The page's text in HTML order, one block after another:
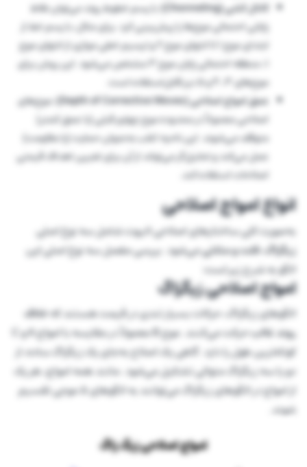
کانال کشی (Channeling):
با رسم خطوط روند می‌توان نقاط
پایانی احتمالی موج‌ها را پیش‌بینی کرد. برای مثال، با رسم خط از
ابتدای موج ۱ تا انتهای موج ۲ و ترسیم خطی موازی از انتهای موج
۱، منطقه احتمالی پایان موج ۳ مشخص می‌شود. این روش برای
موج‌های ۳، ۴ و ۵ نیز قابل‌استفاده است.
عمق امواج اصلاحی (Depth of Corrective Waves):
موج‌های
اصلاحی معمولاً در محدوده موج چهارم قبلی (با عمق کمتر)
متوقف می‌شوند. این ناحیه اغلب به‌عنوان حمایت (یا مقاومت)
عمل می‌کند و تحلیل‌گر می‌تواند از آن برای تعیین اهداف قیمتی
اصلاحات استفاده کند.
انواع امواج اصلاحی
به‌صورت کلی ساختارهای اصلاحی الیوت شامل سه نوع اصلی
زیگزاگ، فلت و مثلثیمی‌شود. بررسی مفصل سه نوع اصلی این
الگو به شرح زیر است:
امواج اصلاحی زیگزاگ
الگوهای زیگزاگ، حرکات بسیار تندی در قیمت هستند کهخلاف
روند غالب
کوتاه‌ترین طول را دارد. گاهی یک اصلاح به‌جای یک زیگزاگ ساده، از
دو یا سه زیگزاگ متوالی تشکیل می‌شود. مانند همه امواج، هر یک
از امواج در الگوهای زیگزاگ می‌توانند به الگوهای ۵ موجی تقسیم
شوند.